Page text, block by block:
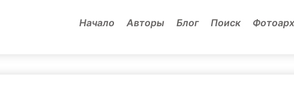
Начало Авторы Блог Поиск